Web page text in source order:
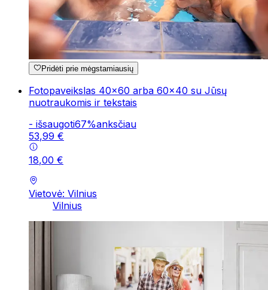
Pridėti prie mėgstamiausių
Fotopaveikslas 40x60 arba 60x40 su Jūsų
nuotraukomis ir tekstais
- išsaugoti67%anksčiau
53,99 €
18,00 €
Vietovė: Vilnius
Vilnius